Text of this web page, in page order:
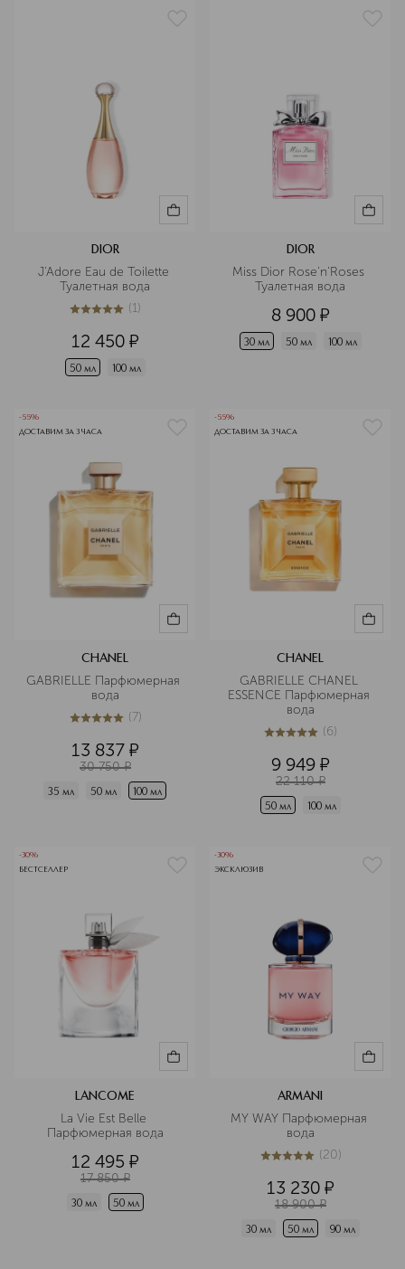
DIOR
J'Adore Eau de Toilette
Туалетная вода
5из 51 (1)
12 450 ¤
50 мл 100 мл
DIOR
Miss Dior Rose'n'Roses
Туалетная вода
8 900 ¤
30 мл 50 мл 100 мл
-55%
ДОСТАВИМ ЗА 3 ЧАСА
CHANEL
GABRIELLE Парфюмерная
вода
4.9из57 (7)
13 837 ¤
30 750 ¤
35 мл 50 мл 100 мл
-55%
ДОСТАВИМ ЗА 3 ЧАСА
CHANEL
GABRIELLE CHANEL
ESSENCE Парфюмерная
вода
5из 56 (6)
9 949 ¤
22 110 ¤
50 мл 100 мл
-30%
БЕСТСЕЛЛЕР
LANCOME
La Vie Est Belle
Парфюмерная вода
12 495 ¤
17 850 ¤
30 мл 50 мл
-30%
ЭКСКЛЮЗИВ
ARMANI
MY WAY Парфюмерная
вода
5из 520 (20)
13 230 ¤
18 900 ¤
30 мл 50 мл 90 мл